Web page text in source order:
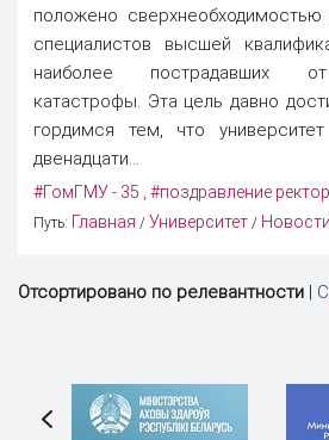
положено сверхнеобходимостью
специалистов высшей
наиболее пострадавших
катастрофы. Эта цель давно
гордимся тем, что
двенадцати...
#ГомГМУ - 35 #поздравление
Путь: Главная / Университет / Новости
Отсортировано по релевантности |